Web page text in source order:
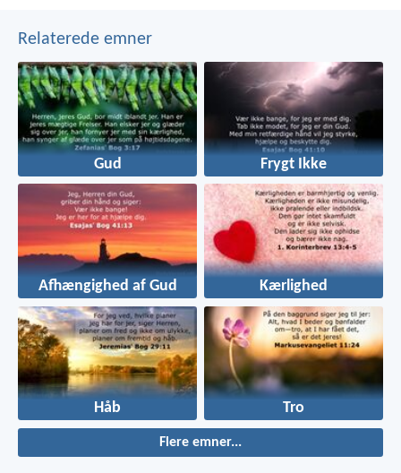
Relaterede emner
Gud Frygt Ikke
Afhængighed af Gud Kærlighed
Håb Tro
Flere emner...